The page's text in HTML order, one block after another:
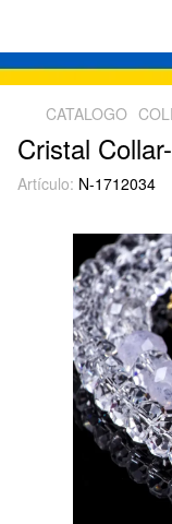
CATALOGO
Cristal
Artículo: N-1712034